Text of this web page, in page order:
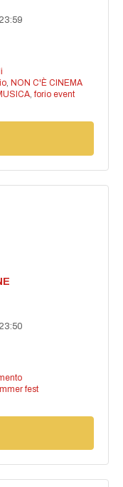
, NON C'È CINEMA
, forio event
fest